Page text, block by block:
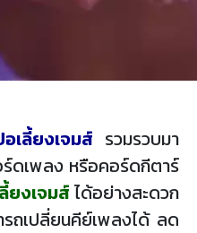
อเลี้ยงเจมส์ รวมรวบมา
ร์ดเพลง หรือคอร์ดกีตาร์
ยงเจมส์ ได้อย่างสะดวก
ถเปลี่ยนคีย์เพลงได้ ลด